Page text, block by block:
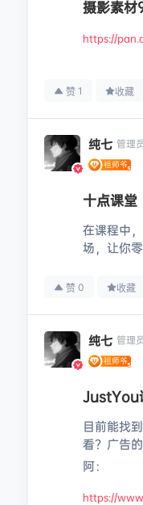
摄影素
https://
赞 1 收藏
纯七 管理员
十点课堂
在课程中
场，让你
赞 0 收藏
纯七 管理员
JustYou
目前能找
看？广告
阿：
https://